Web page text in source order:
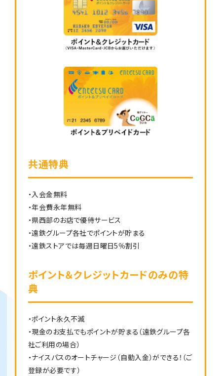
共通特典
・入会金無料
・年会費永年無料
・県西部のお店で優待サービス
・遠鉄グループ各社でポイントが貯まる
・遠鉄ストアでは毎週日曜日5％割引
ポイント＆クレジットカードのみの特
典
・ポイント永久不滅
・現金のお支払でもポイントが貯まる（遠鉄グループ各
社ご利用の場合）
・ナイスパスのオートチャージ（自動入金）ができる！（ご
登録が必要です）